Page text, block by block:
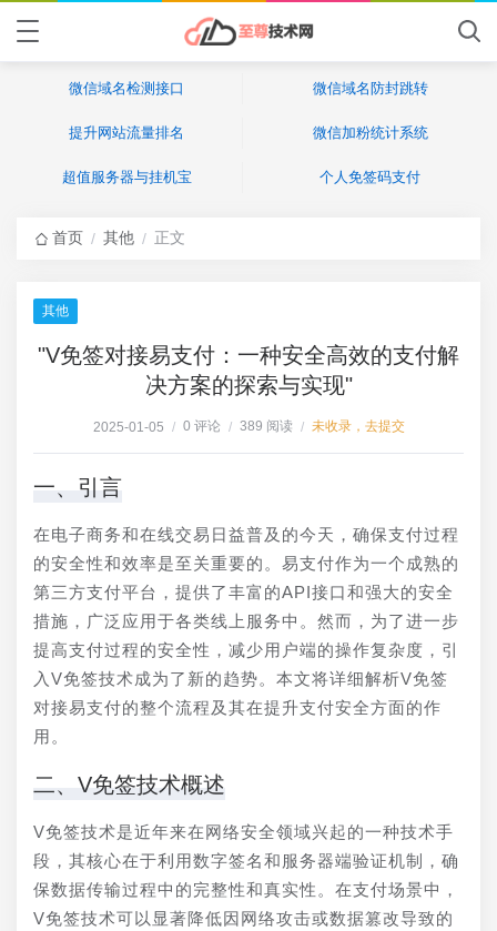
微信域名检测接口 微信域名防封跳转
提升网站流量排名 微信加粉统计系统
超值服务器与挂机宝 个人免签码支付
首页 / 其他 / 正文
其他
"V免签对接易支付：一种安全高效的支付解
决方案的探索与实现"
2025-01-05 / 0 评论 / 389 阅读 / 未收录，去提交
一、引言
在电子商务和在线交易日益普及的今天，确保支付过程
的安全性和效率是至关重要的。易支付作为一个成熟的
第三方支付平台，提供了丰富的API接口和强大的安全
措施，广泛应用于各类线上服务中。然而，为了进一步
提高支付过程的安全性，减少用户端的操作复杂度，引
入V免签技术成为了新的趋势。本文将详细解析V免签
对接易支付的整个流程及其在提升支付安全方面的作
用。
二、V免签技术概述
V免签技术是近年来在网络安全领域兴起的一种技术手
段，其核心在于利用数字签名和服务器端验证机制，确
保数据传输过程中的完整性和真实性。在支付场景中，
V免签技术可以显著降低因网络攻击或数据篡改导致的